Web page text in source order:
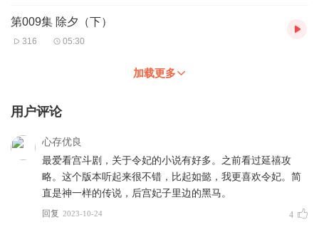
第009集 除夕（下）
316 05:30
加载更多
用户评论
心存优良
最爱看宫斗剧，关于令妃的小说有好多。之前看过延禧攻
略。这个版本听起来很不错，比起如懿，我更喜欢令妃。简
直是神一样的传说，后宫妃子里边的黑马。
回复 2023-10-24 4